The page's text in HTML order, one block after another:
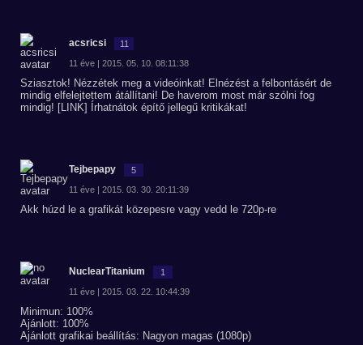
acsricsi 11
11 éve | 2015. 05. 10. 08:11:38
Sziasztok! Nézzétek meg a videóinkat! Elnézést a felbontásért de
mindig elfelejtettem átállítani! De haverom most már szólni fog
mindig! [LINK] Írhatnátok építő jellegű kritikákat!
Tejbepapy 5
11 éve | 2015. 03. 30. 20:11:39
Akk húzd le a grafikát közepesre vagy vedd le 720p-re
NuclearTitanium 1
11 éve | 2015. 03. 22. 10:44:39
Minimun: 100%
Ajánlott: 100%
Ajánlott grafikai beállítás: Nagyon magas (1080p)